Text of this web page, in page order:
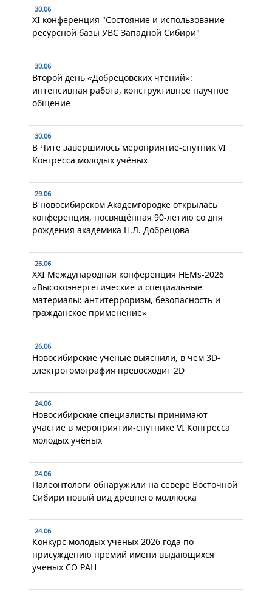
30.06
XI конференция "Состояние и использование
ресурсной базы УВС Западной Сибири"
30.06
Второй день «Добрецовских чтений»:
интенсивная работа, конструктивное научное
общение
30.06
В Чите завершилось мероприятие-спутник VI
Конгресса молодых учёных
29.06
В новосибирском Академгородке открылась
конференция, посвящённая 90-летию со дня
рождения академика Н.Л. Добрецова
26.06
XXI Международная конференция HEMs-2026
«Высокоэнергетические и специальные
материалы: антитерроризм, безопасность и
гражданское применение»
26.06
Новосибирские ученые выяснили, в чем 3D-
электротомография превосходит 2D
24.06
Новосибирские специалисты принимают
участие в мероприятии-спутнике VI Конгресса
молодых учёных
24.06
Палеонтологи обнаружили на севере Восточной
Сибири новый вид древнего моллюска
24.06
Конкурс молодых ученых 2026 года по
присуждению премий имени выдающихся
ученых СО РАН